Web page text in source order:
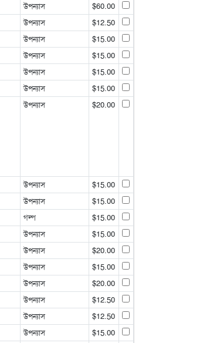
উপন্যাস
$60.00
উপন্যাস
$12.50
উপন্যাস
$15.00
উপন্যাস
$15.00
উপন্যাস
$15.00
উপন্যাস
$15.00
উপন্যাস $20.00
উপন্যাস
$15.00
উপন্যাস
$15.00
গল্প
$15.00
উপন্যাস
$15.00
উপন্যাস
$20.00
উপন্যাস
$15.00
উপন্যাস
$20.00
উপন্যাস
$12.50
উপন্যাস
$12.50
উপন্যাস
$15.00